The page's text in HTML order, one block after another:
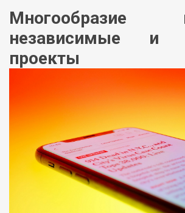
Многообразие
независимые и
проекты